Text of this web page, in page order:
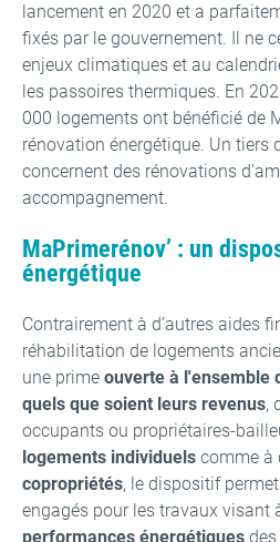
lancement en 2020 et a
fixés par le gouvernement. Il ne
enjeux climatiques et au
les passoires thermiques. En
000 logements ont bénéficié de
rénovation énergétique. Un tiers
concernent des rénovations
accompagnement.
MaPrimerénov’ : un
énergétique
Contrairement à d’autres aides
réhabilitation de logements
une prime ouverte à l'ensemble
quels que soient leurs revenus,
occupants ou propriétaires-
logements individuels comme à
copropriétés, le dispositif
engagés pour les travaux visant
performances énergétiques